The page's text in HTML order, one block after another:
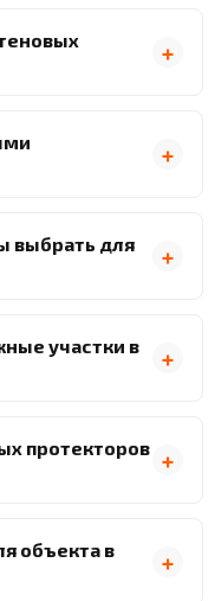
выбрать для
участки в
протекторов
объекта в